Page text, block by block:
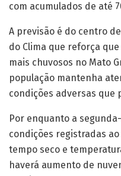
com acumulados de até
A previsão é do centro
do Clima que reforça
mais chuvosos no Mato
população mantenha
condições adversas que
Por enquanto a
condições registradas
tempo seco e
haverá aumento de